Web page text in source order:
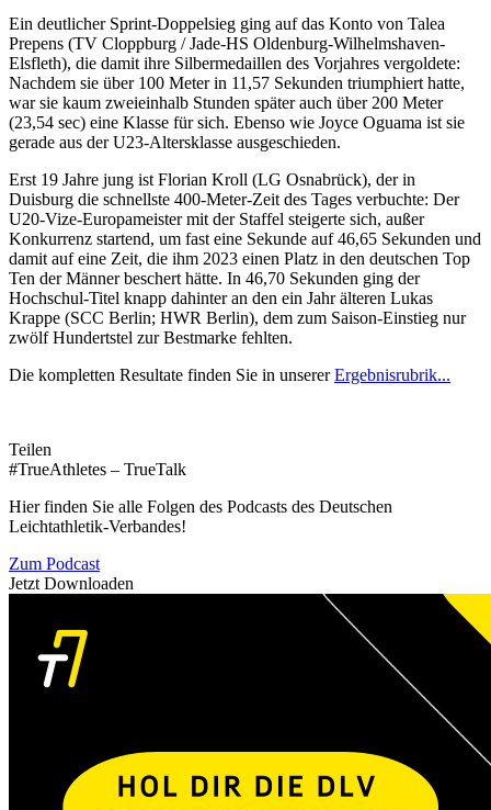
Ein deutlicher Sprint-Doppelsieg ging auf das Konto von Talea
Prepens (TV Cloppburg / Jade-HS Oldenburg-Wilhelmshaven-
Elsfleth), die damit ihre Silbermedaillen des Vorjahres vergoldete:
Nachdem sie über 100 Meter in 11,57 Sekunden triumphiert hatte,
war sie kaum zweieinhalb Stunden später auch über 200 Meter
(23,54 sec) eine Klasse für sich. Ebenso wie Joyce Oguama ist sie
gerade aus der U23-Altersklasse ausgeschieden.
Erst 19 Jahre jung ist Florian Kroll (LG Osnabrück), der in
Duisburg die schnellste 400-Meter-Zeit des Tages verbuchte: Der
U20-Vize-Europameister mit der Staffel steigerte sich, außer
Konkurrenz startend, um fast eine Sekunde auf 46,65 Sekunden und
damit auf eine Zeit, die ihm 2023 einen Platz in den deutschen Top
Ten der Männer beschert hätte. In 46,70 Sekunden ging der
Hochschul-Titel knapp dahinter an den ein Jahr älteren Lukas
Krappe (SCC Berlin; HWR Berlin), dem zum Saison-Einstieg nur
zwölf Hundertstel zur Bestmarke fehlten.
Die kompletten Resultate finden Sie in unsererErgebnisrubrik...
Teilen
#TrueAthletes – TrueTalk
Hier finden Sie alle Folgen des Podcasts des Deutschen
Leichtathletik-Verbandes!
Zum Podcast
Jetzt Downloaden